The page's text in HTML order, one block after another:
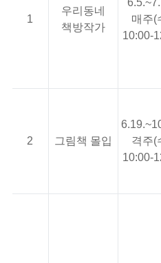
1
우리동네
책방작가
매주(
10:00-
2 그림책 몰입
격주(
10:00-